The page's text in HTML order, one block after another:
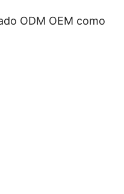
ODM OEM como